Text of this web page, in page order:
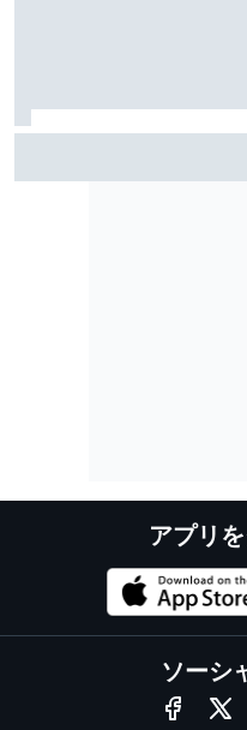
スト”ジェイミー”の日本
アプリ
ソーシ